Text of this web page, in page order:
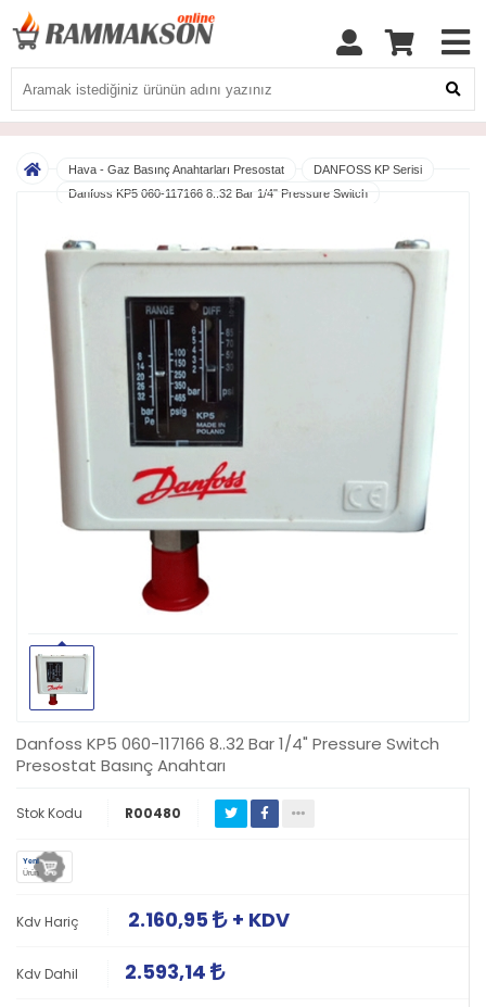
Hava - Gaz Basınç Anahtarları Presostat
DANFOSS KP Serisi
Danfoss KP5 060-117166 8..32 Bar 1/4" Pressure Switch
Danfoss KP5 060-117166 8..32 Bar 1/4" Pressure Switch
Presostat Basınç Anahtarı
Stok Kodu R00480
Yeni
Ürün
Kdv Hariç 2.160,95 + KDV
Kdv Dahil 2.593,14